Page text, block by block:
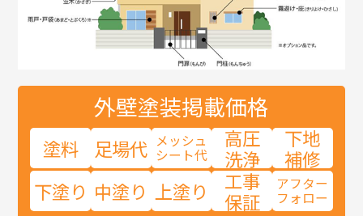
外壁塗装掲載価格
塗料 足場代 メッシュ
シート代
高圧
洗浄
下地
補修
下塗り 中塗り 上塗り
工事
保証
アフター
フォロー